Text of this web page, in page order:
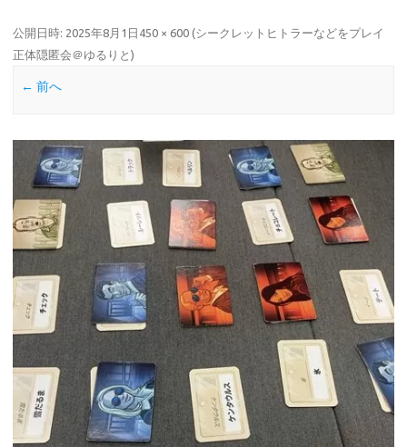
公開日時: 2025年8月1日 450 × 600 (シークレットヒトラーなどをプレイ
正体隠匿会＠ゆるりと )
← 前へ